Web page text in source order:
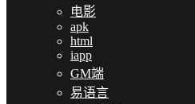
电影
apk
html
iapp
GM端
易语言